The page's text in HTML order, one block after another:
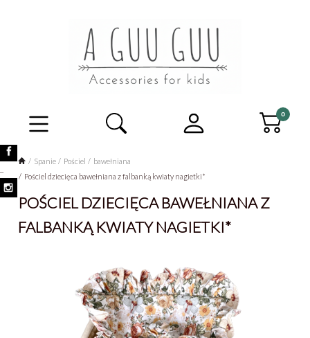
Spanie Pościel
bawełniana
Pościel dziecięca bawełniana z falbanką kwiaty nagietki*
POŚCIEL DZIECIĘCA BAWEŁNIANA Z
FALBANKĄ KWIATY NAGIETKI*